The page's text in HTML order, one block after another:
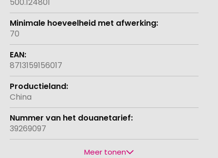
500.124801
70
8713159156017
China
39269097
Meer tonen